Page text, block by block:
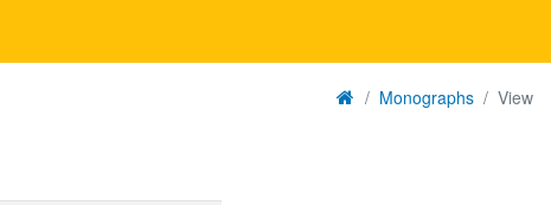
Monographs View